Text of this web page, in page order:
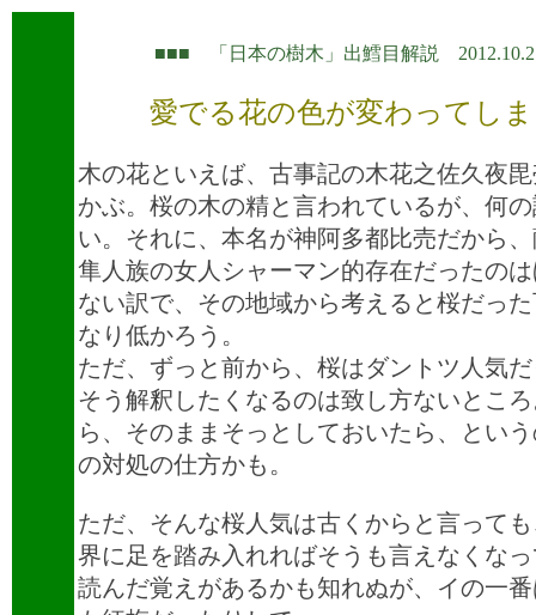
■■■ 「日本の樹木」出鱈目解説 2012.10.2
愛でる花の色が変わってし
木の花といえば、古事記の木花之佐久夜
かぶ。桜の木の精と言われているが、何
い。それに、本名が神阿多都比売だから
隼人族の女人シャーマン的存在だったの
ない訳で、その地域から考えると桜だっ
なり低かろう。
ただ、ずっと前から、桜はダントツ人気
そう解釈したくなるのは致し方ないとこ
ら、そのままそっとしておいたら、とい
の対処の仕方かも。
ただ、そんな桜人気は古くからと言って
界に足を踏み入れればそうも言えなくな
読んだ覚えがあるかも知れぬが、イの一